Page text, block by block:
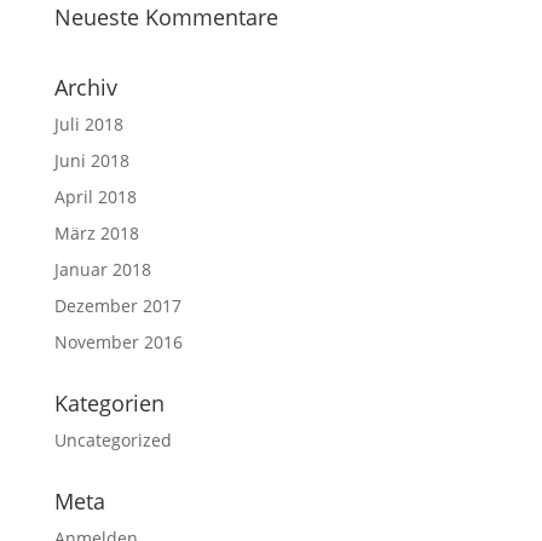
Neueste Kommentare
Archiv
Juli 2018
Juni 2018
April 2018
März 2018
Januar 2018
Dezember 2017
November 2016
Kategorien
Uncategorized
Meta